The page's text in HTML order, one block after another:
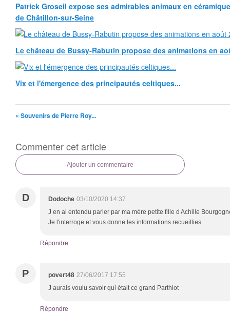
Patrick Groseil expose ses admirables animaux en
de Châtillon-sur-Seine
Le château de Bussy-Rabutin propose des animations en
Vix et l'émergence des principautés celtiques...
« Souvenirs de Pierre Roy...
Commenter cet article
Ajouter un commentaire
D Dodoche 03/10/2020 14:37
J en ai entendu parler par ma mère petite fille d Achille
Je l'interroge et vous donne les informations recueillies.
Répondre
P povert48 27/06/2017 17:55
J aurais voulu savoir qui était ce grand Parthiot
Répondre